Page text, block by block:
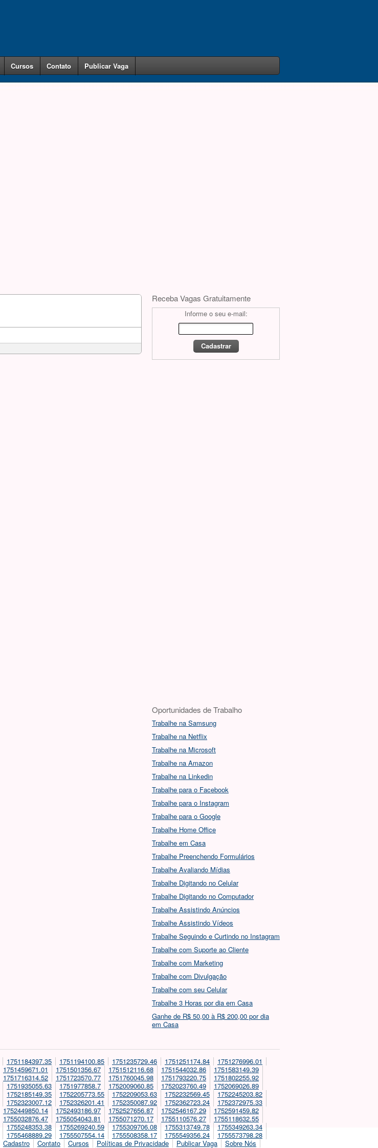
Cursos Contato Publicar Vaga
Receba Vagas Gratuitamente
Informe o seu e-mail:
Oportunidades de Trabalho
Trabalhe na Samsung
Trabalhe na Netflix
Trabalhe na Microsoft
Trabalhe na Amazon
Trabalhe na Linkedin
Trabalhe para o Facebook
Trabalhe para o Instagram
Trabalhe para o Google
Trabalhe Home Office
Trabalhe em Casa
Trabalhe Preenchendo Formulários
Trabalhe Avaliando Mídias
Trabalhe Digitando no Celular
Trabalhe Digitando no Computador
Trabalhe Assistindo Anúncios
Trabalhe Assistindo Vídeos
Trabalhe Seguindo e Curtindo no Instagram
Trabalhe com Suporte ao Cliente
Trabalhe com Marketing
Trabalhe com Divulgação
Trabalhe com seu Celular
Trabalhe 3 Horas por dia em Casa
Ganhe de R$ 50,00 à R$ 200,00 por dia
em Casa
1751184397.35 1751194100.85 1751235729.46 1751251174.84
1751276996.01
1751459671.01 1751501356.67 1751512116.68 1751544032.86
1751583149.39
1751716314.52 1751723570.77 1751760045.98 1751793220.75
1751802255.92
1751935055.63 1751977858.7 1752009060.85 1752023760.49
1752069026.89
1752185149.35 1752205773.55 1752209053.63 1752232569.45
1752245203.82
1752323007.12 1752326201.41 1752350087.92 1752362723.24
1752372975.33
1752449850.14 1752493186.97 1752527656.87 1752546167.29
1752591459.82
1755032876.47 1755054043.81 1755071270.17 1755110576.27
1755118632.55
1755248353.38 1755269240.59 1755309706.08 1755313749.78
1755349263.34
1755468889.29 1755507554.14 1755508358.17 1755549356.24
1755573798.28
Cadastro Contato Cursos Políticas de Privacidade Publicar Vaga
Sobre Nós